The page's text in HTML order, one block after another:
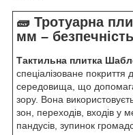
🧱 Тротуарна
мм –
Тактильна плитка
спеціалізоване покриття
середовища, що
зору. Вона
зон, переходів, входів у
пандусів, зупинок